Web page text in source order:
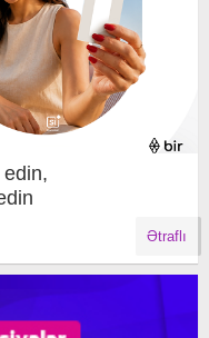
edin,
Ətraflı